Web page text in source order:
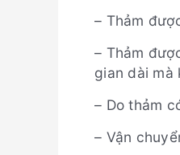
– Thảm
– Thảm
gian dài mà
– Do thảm
– Vận